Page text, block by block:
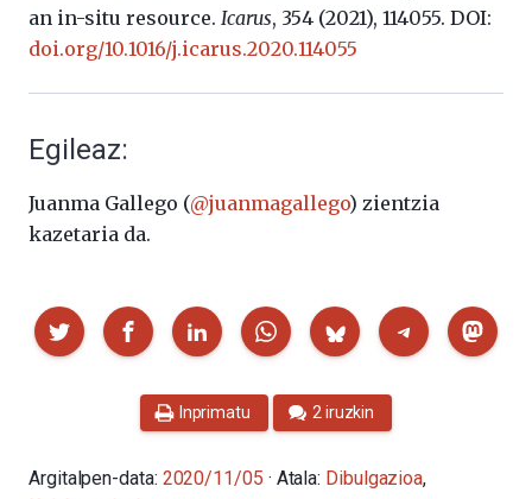
an in-situ resource. Icarus, 354 (2021), 114055. DOI:
doi.org/10.1016/j.icarus.2020.114055
Egileaz:
Juanma Gallego (@juanmagallego) zientzia
kazetaria da.
Partekatu
Inprimatu 2 iruzkin
Argitalpen-data: 2020/11/05 · Atala: Dibulgazioa,